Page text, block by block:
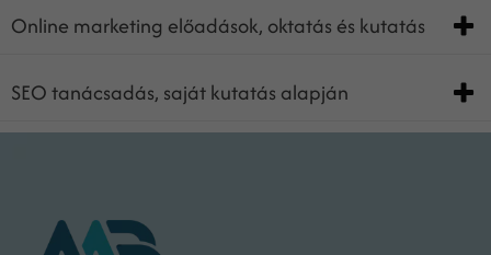
Online marketing előadások, oktatás és kutatás
SEO tanácsadás, saját kutatás alapján